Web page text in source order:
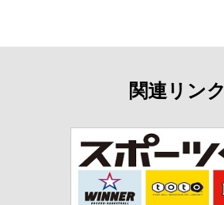
関連リンク